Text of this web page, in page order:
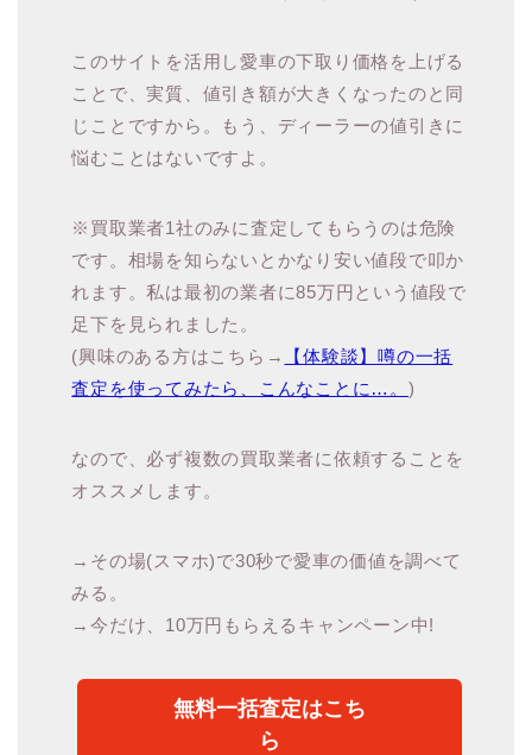
このサイトを活用し愛車の下取り価格を上げる
ことで、実質、値引き額が大きくなったのと同
じことですから。もう、ディーラーの値引きに
悩むことはないですよ。
※買取業者1社のみに査定してもらうのは危険
です。相場を知らないとかなり安い値段で叩か
れます。私は最初の業者に85万円という値段で
足下を見られました。
(興味のある方はこちら→
【体験談】噂の一括
査定を使ってみたら、こんなことに…。 )
なので、必ず複数の買取業者に依頼することを
オススメします。
→その場(スマホ)で30秒で愛車の価値を調べて
みる。
→今だけ、10万円もらえるキャンペーン中!
無料一括査定はこち
ら